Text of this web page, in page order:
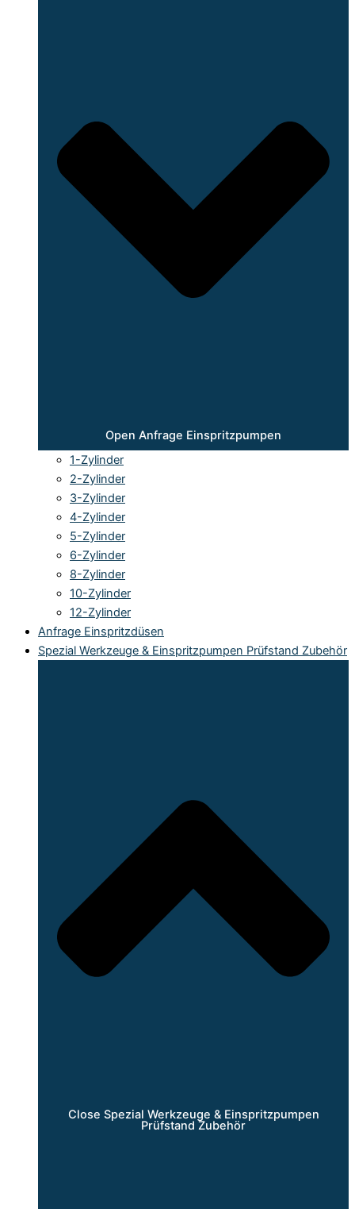
Open Anfrage Einspritzpumpen
1-Zylinder
2-Zylinder
3-Zylinder
4-Zylinder
5-Zylinder
6-Zylinder
8-Zylinder
10-Zylinder
12-Zylinder
Anfrage Einspritzdüsen
Spezial Werkzeuge & Einspritzpumpen Prüfstand Zubehör
Close Spezial Werkzeuge & Einspritzpumpen
Prüfstand Zubehör